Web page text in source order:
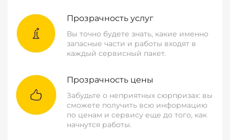
Прозрачность услуг
Вы точно будете знать, какие именно
запасные части и работы входят в
каждый сервисный пакет.
Прозрачность цены
Забудьте о неприятных сюрпризах: вы
сможете получить всю информацию
по ценам и сервису еще до того, как
начнутся работы.